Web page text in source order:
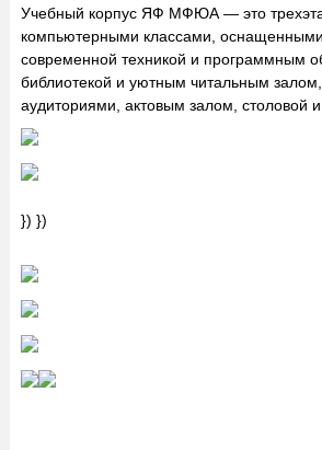
Учебный корпус ЯФ МФЮА — это
компьютерными классами,
современной техникой и программным
библиотекой и уютным читальным
аудиториями, актовым залом, столовой
}) })